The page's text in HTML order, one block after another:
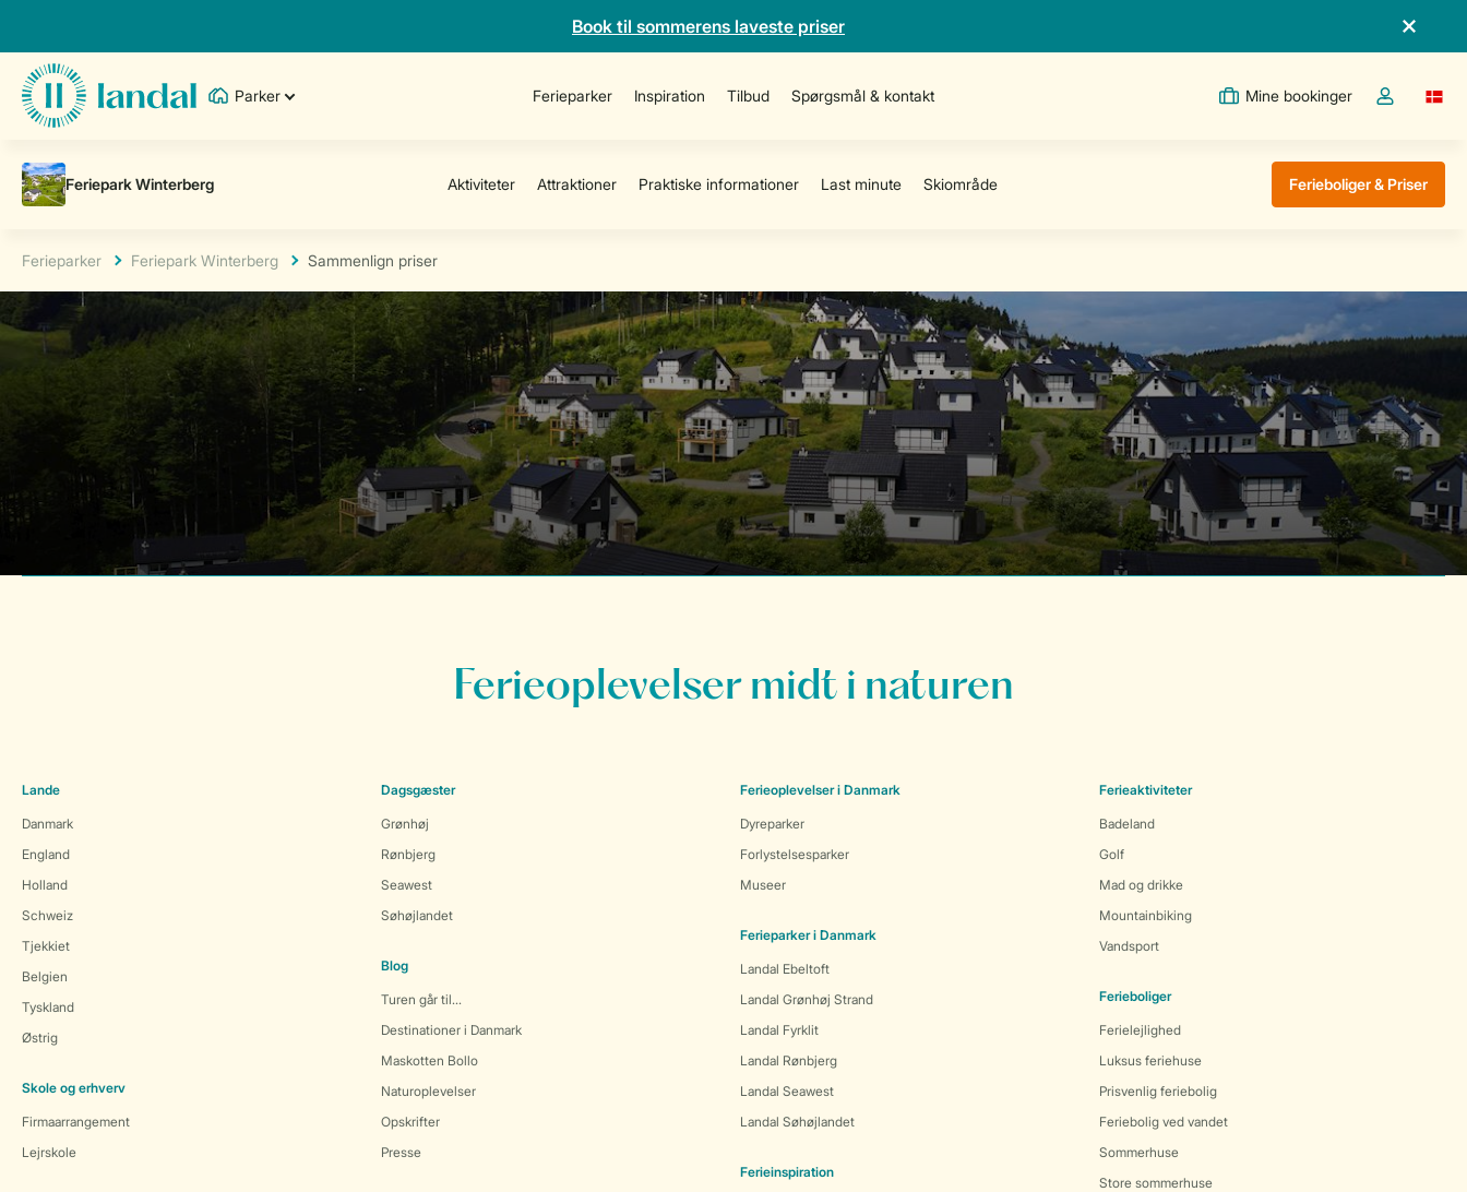
Book til sommerens laveste priser
Parker Ferieparker Inspiration Tilbud Spørgsmål & kontakt Mine bookinger
Toggle the
Ferieboliger & Priser
Ferieparker Feriepark Winterberg Sammenlign priser
Ferieoplevelser midt i naturen
Lande
Danmark
England
Holland
Schweiz
Tjekkiet
Belgien
Tyskland
Østrig
Skole og erhverv
Firmaarrangement
Lejrskole
Dagsgæster
Grønhøj
Rønbjerg
Seawest
Søhøjlandet
Blog
Turen går til...
Destinationer i Danmark
Maskotten Bollo
Naturoplevelser
Opskrifter
Presse
Ferieoplevelser i Danmark
Dyreparker
Forlystelsesparker
Museer
Ferieparker i Danmark
Landal Ebeltoft
Landal Grønhøj Strand
Landal Fyrklit
Landal Rønbjerg
Landal Seawest
Landal Søhøjlandet
Ferieinspiration
Ferieaktiviteter
Badeland
Golf
Mad og drikke
Mountainbiking
Vandsport
Ferieboliger
Ferielejlighed
Luksus feriehuse
Prisvenlig feriebolig
Feriebolig ved vandet
Sommerhuse
Store sommerhuse